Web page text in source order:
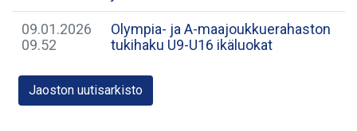
09.01.2026
09.52
Olympia- ja A-maajoukkuerahaston
tukihaku U9-U16 ikäluokat
Jaoston uutisarkisto